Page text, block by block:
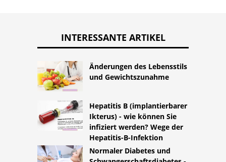
INTERESSANTE ARTIKEL
Änderungen des Lebensstils
und Gewichtszunahme
Hepatitis B (implantierbarer
Ikterus) - wie können Sie
infiziert werden? Wege der
Hepatitis-B-Infektion
Normaler Diabetes und